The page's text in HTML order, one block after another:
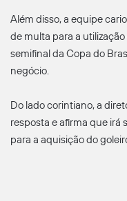
Além disso, a equipe
de multa para a
semifinal da Copa do
negócio.
Do lado corintiano, a
resposta e afirma que irá
para a aquisição do